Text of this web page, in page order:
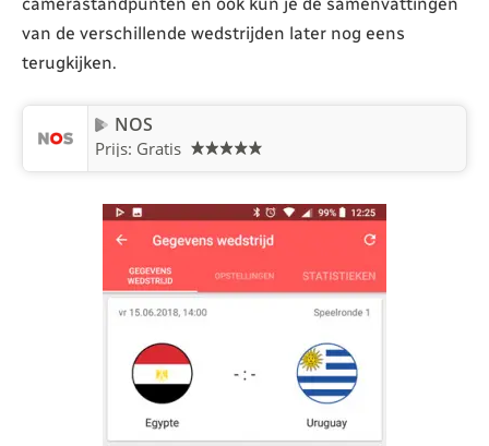
van de verschillende wedstrijden later nog eens
terugkijken.
NOS
Prijs: Gratis